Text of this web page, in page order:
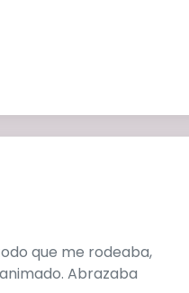
que me rodeaba,
Abrazaba